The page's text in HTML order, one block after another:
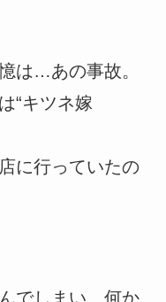
は…あの事故。
“キツネ嫁
に行っていたの
でしまい、何か